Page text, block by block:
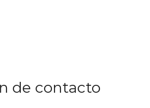
de contacto